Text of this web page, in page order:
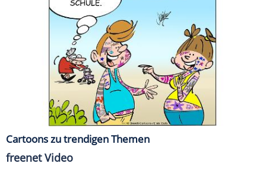
Cartoons zu trendigen Themen
freenet Video